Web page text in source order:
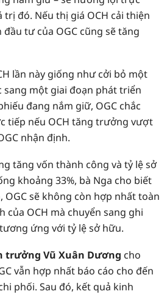
đó. Nếu thị giá OCH cải thiện
tư của OGC cũng sẽ tăng
lần này giống như cởi bỏ một
sang một giai đoạn phát triển
đang nắm giữ, OGC chắc
tiếp nếu OCH tăng trưởng vượt
nhận định.
tăng vốn thành công và tỷ lệ sở
khoảng 33%, bà Nga cho biết
OGC sẽ không còn hợp nhất toàn
của OCH mà chuyển sang ghi
ứng với tỷ lệ sở hữu.
trưởng Vũ Xuân Dương cho
vẫn hợp nhất báo cáo cho đến
phối. Sau đó, kết quả kinh